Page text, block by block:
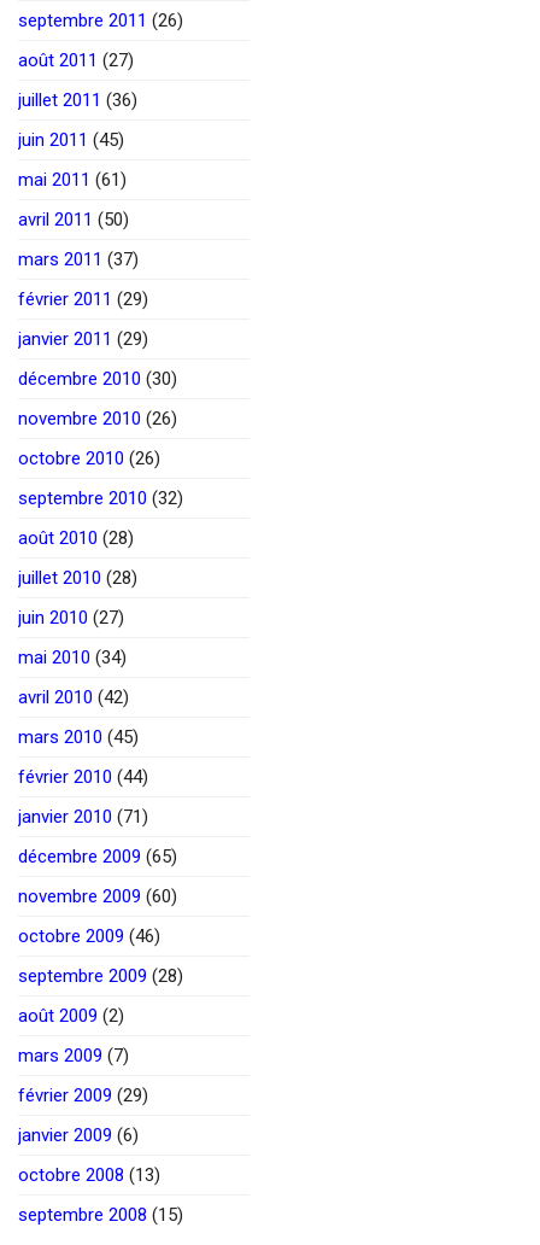
septembre 2011 (26)
août 2011 (27)
juillet 2011 (36)
juin 2011 (45)
mai 2011 (61)
avril 2011 (50)
mars 2011 (37)
février 2011 (29)
janvier 2011 (29)
décembre 2010 (30)
novembre 2010 (26)
octobre 2010 (26)
septembre 2010 (32)
août 2010 (28)
juillet 2010 (28)
juin 2010 (27)
mai 2010 (34)
avril 2010 (42)
mars 2010 (45)
février 2010 (44)
janvier 2010 (71)
décembre 2009 (65)
novembre 2009 (60)
octobre 2009 (46)
septembre 2009 (28)
août 2009 (2)
mars 2009 (7)
février 2009 (29)
janvier 2009 (6)
octobre 2008 (13)
septembre 2008 (15)